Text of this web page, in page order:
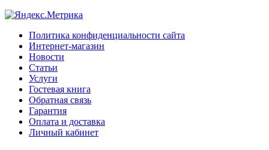
Политика конфиденциальности сайта
Интернет-магазин
Новости
Статьи
Услуги
Гостевая книга
Обратная связь
Гарантия
Оплата и доставка
Личный кабинет